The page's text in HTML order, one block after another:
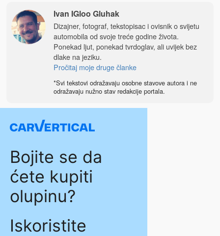
Ivan IGloo Gluhak
Dizajner, fotograf, tekstopisac i ovisnik o svijetu
automobila od svoje treće godine života.
Ponekad ljut, ponekad tvrdoglav, ali uvijek bez
dlake na jeziku.
Pročitaj moje druge članke
*Svi tekstovi odražavaju osobne stavove autora i ne
odražavaju nužno stav redakcije portala.